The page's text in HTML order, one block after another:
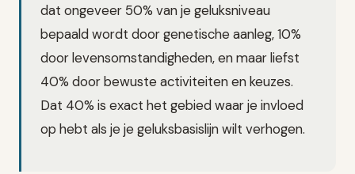
dat ongeveer 50% van je geluksniveau
bepaald wordt door genetische aanleg, 10%
door levensomstandigheden, en maar liefst
40% door bewuste activiteiten en keuzes.
Dat 40% is exact het gebied waar je invloed
op hebt als je je geluksbasislijn wilt verhogen.